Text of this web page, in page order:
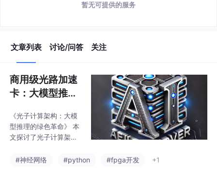
暂无可提供的服务
文章列表 讨论/问答 关注
商用级光路加速
卡：大模型推理
《光子计算架构：大模
型推理的绿色革命》 本
文探讨了光子计算架构
在深度学习推理中的瓶
#神经网络 #python #fpga开发 +1